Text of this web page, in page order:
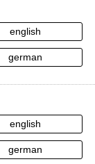
english
german
english
german